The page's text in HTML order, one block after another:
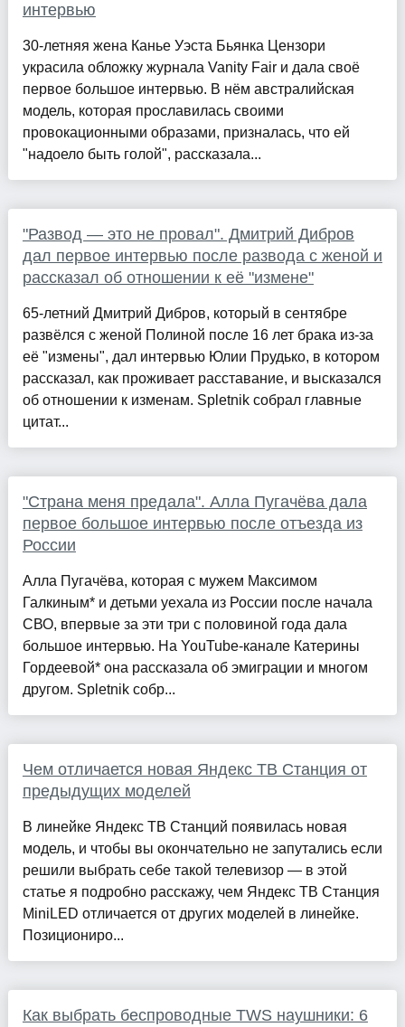
интервью
30-летняя жена Канье Уэста Бьянка Цензори
украсила обложку журнала Vanity Fair и дала своё
первое большое интервью. В нём австралийская
модель, которая прославилась своими
провокационными образами, призналась, что ей
"надоело быть голой", рассказала...
"Развод — это не провал". Дмитрий Дибров
дал первое интервью после развода с женой и
рассказал об отношении к её "измене"
65-летний Дмитрий Дибров, который в сентябре
развёлся с женой Полиной после 16 лет брака из-за
её "измены", дал интервью Юлии Прудько, в котором
рассказал, как проживает расставание, и высказался
об отношении к изменам. Spletnik собрал главные
цитат...
"Страна меня предала". Алла Пугачёва дала
первое большое интервью после отъезда из
России
Алла Пугачёва, которая с мужем Максимом
Галкиным* и детьми уехала из России после начала
СВО, впервые за эти три с половиной года дала
большое интервью. На YouTube-канале Катерины
Гордеевой* она рассказала об эмиграции и многом
другом. Spletnik собр...
Чем отличается новая Яндекс ТВ Станция от
предыдущих моделей
В линейке Яндекс ТВ Станций появилась новая
модель, и чтобы вы окончательно не запутались если
решили выбрать себе такой телевизор — в этой
статье я подробно расскажу, чем Яндекс ТВ Станция
MiniLED отличается от других моделей в линейке.
Позициониро...
Как выбрать беспроводные TWS наушники: 6